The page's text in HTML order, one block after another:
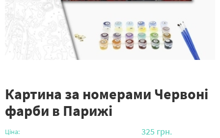
Картина за номерами Червоні
фарби в Парижі
Ціна: 325 грн.